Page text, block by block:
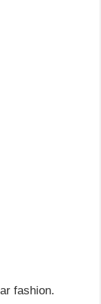
fashion.